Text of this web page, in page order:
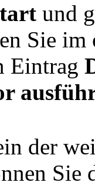
und
Sie im
Eintrag
der
Sie